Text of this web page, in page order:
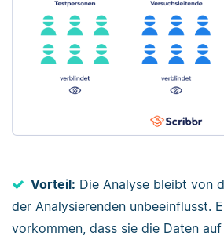
Vorteil: Die Analyse bleibt von
der Analysierenden unbeeinflusst.
vorkommen, dass sie die Daten